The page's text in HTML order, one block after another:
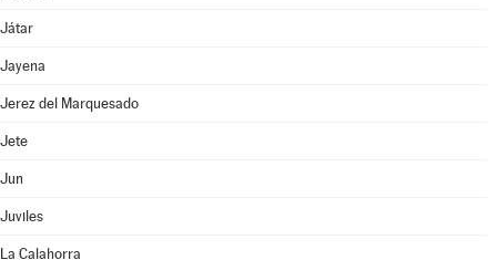
Játar
Jayena
Jerez del Marquesado
Jete
Jun
Juviles
La Calahorra